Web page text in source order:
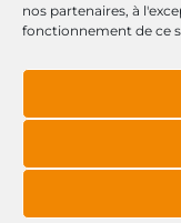
nos partenaires, à
fonctionnement de ce